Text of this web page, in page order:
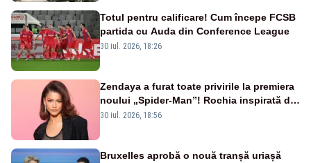
Totul pentru calificare! Cum începe FCSB
partida cu Auda din Conference League
30 iul. 2026, 18:26
Zendaya a furat toate privirile la premiera
noului „Spider-Man”! Rochia inspirată de
pânza de păianjen a făcut senzație
30 iul. 2026, 18:56
Bruxelles aprobă o nouă tranșă uriașă